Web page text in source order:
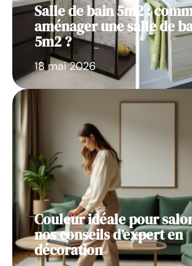
Salle de bain 5m2 :
aménager une salle de
5m2 ?
18 mai 2026
Couleur idéale pour
nos conseils d’expert en
décoration